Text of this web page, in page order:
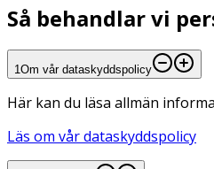
Så behandlar vi
1Om vår dataskyddspolicy
Här kan du läsa allmän
Läs om vår dataskyddspolicy